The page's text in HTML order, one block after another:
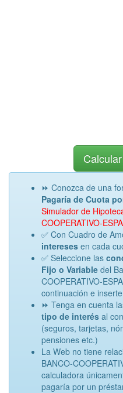
⏩ Conozca de una
Pagaría de Cuota
Simulador de
COOPERATIVO-
✅ Con Cuadro de
intereses en cada
✅ Seleccione las
Fijo o Variable del
COOPERATIVO-
continuación e
⏩ Tenga en cuenta
tipo de interés al
(seguros, tarjetas,
pensiones etc.)
La Web no tiene
BANCO-
calculadora
pagaría por un